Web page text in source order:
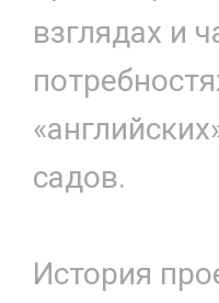
взглядах и
садов.
История